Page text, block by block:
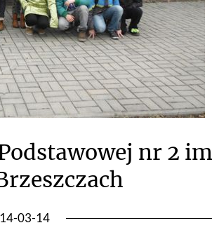
nr 2
03-14